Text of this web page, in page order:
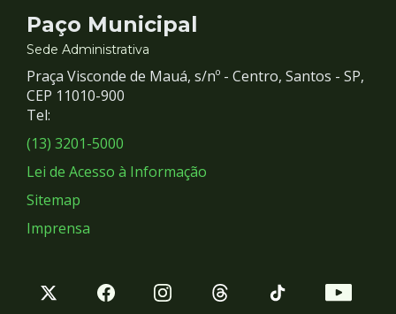
Contato
e
Redes
Sociais
Paço Municipal
Sede Administrativa
Praça Visconde de Mauá, s/nº - Centro, Santos - SP,
CEP 11010-900
Tel:
(13) 3201-5000
Lei de Acesso à Informação
Sitemap
Imprensa